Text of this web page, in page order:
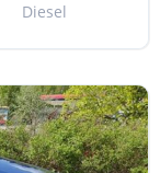
Diesel